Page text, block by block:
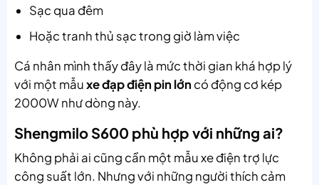
Sạc qua đêm
Hoặc tranh thủ sạc trong giờ làm việc
Cá nhân mình thấy đây là mức thời gian khá hợp lý
với một mẫuxe đạp điện pin lớncó động cơ kép
2000W như dòng này.
Shengmilo S600 phù hợp với những ai?
Không phải ai cũng cần một mẫu xe điện trợ lực
công suất lớn. Nhưng với những người thích cảm